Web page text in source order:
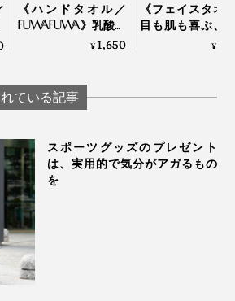
り当てたのだとか。
質なものは、多くはないと思いま
《ハンドタオル／
FUWAFUWA》乳酸パ
ワーで抗菌・防臭、
THE EARTH
¥1,650
《フェイスタオ
目も肌も喜ぶ、
やかなオーガニ
¥
ている記事
スポーツグッズのプレゼント
は、実用的で気分がアガるもの
を